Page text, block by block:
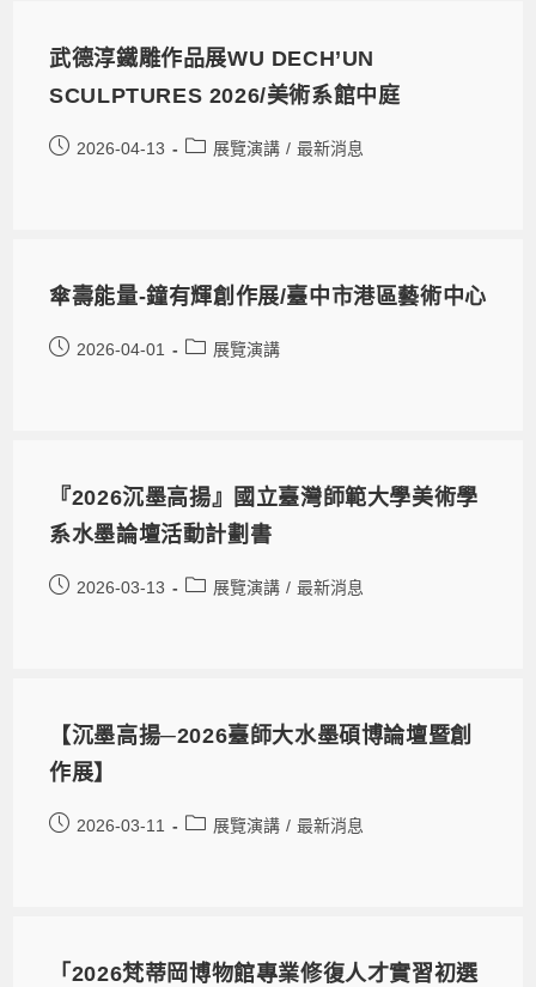
武德淳鐵雕作品展WU DECH’UN
SCULPTURES 2026/美術系館中庭
2026-04-13 展覽演講 / 最新消息
傘壽能量-鐘有輝創作展/臺中市港區藝術中心
2026-04-01 展覽演講
『2026沉墨高揚』國立臺灣師範大學美術學
系水墨論壇活動計劃書
2026-03-13 展覽演講 / 最新消息
【沉墨高揚─2026臺師大水墨碩博論壇暨創
作展】
2026-03-11 展覽演講 / 最新消息
「2026梵蒂岡博物館專業修復人才實習初選